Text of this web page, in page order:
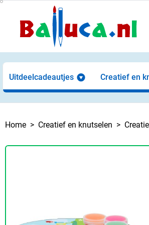
Uitdeelcadeautjes Creatief en
Home Creatief en knutselen